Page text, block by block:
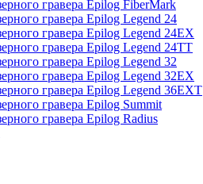
гравера Epilog FiberMark
гравера Epilog Legend 24
гравера Epilog Legend 24EX
гравера Epilog Legend 24TT
гравера Epilog Legend 32
гравера Epilog Legend 32EX
гравера Epilog Legend 36EXT
гравера Epilog Summit
гравера Epilog Radius